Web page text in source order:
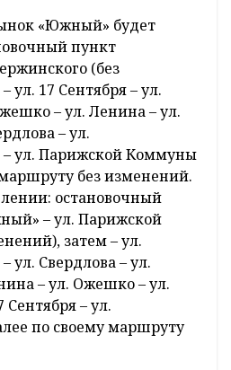
«Южный» будет
пункт
(без
ул. 17 Сентября – ул.
– ул. Ленина – ул.
– ул.
– ул. Парижской Коммуны
без изменений.
остановочный
– ул. Парижской
затем – ул.
ул. Свердлова – ул.
– ул. Ожешко – ул.
Сентября – ул.
по своему маршруту